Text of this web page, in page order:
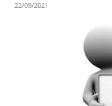
22/09/2021